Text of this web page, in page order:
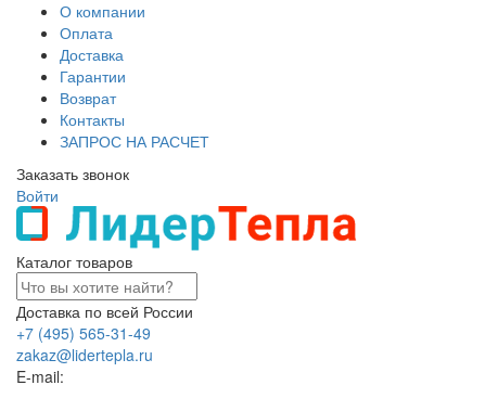
О компании
Оплата
Доставка
Гарантии
Возврат
Контакты
ЗАПРОС НА РАСЧЕТ
Заказать звонок
Войти
Каталог товаров
Доставка по всей России
+7 (495) 565-31-49
zakaz@lidertepla.ru
E-mail: